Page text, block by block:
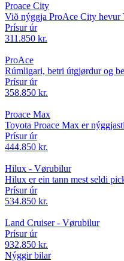
Proace City
Við nýggja ProAce City hevur
Prísur úr
311.850 kr.
ProAce
Rúmligari, betri útgjørdur og
Prísur úr
358.850 kr.
Proace Max
Toyota Proace Max er
Prísur úr
444.850 kr.
Hilux - Vørubilur
Hilux er ein tann mest seldi
Prísur úr
534.850 kr.
Land Cruiser - Vørubilur
Prísur úr
932.850 kr.
Nýggir bilar